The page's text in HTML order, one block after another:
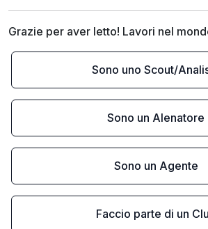
Grazie per aver letto! Lavori nel
Sono uno Scout/
Sono un Alenatore
Sono un Agente
Faccio parte di un